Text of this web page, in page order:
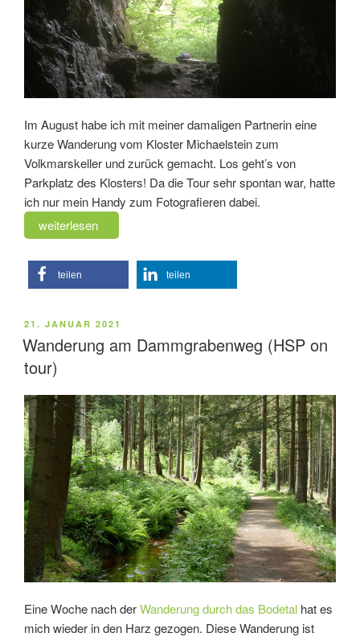
Im August habe ich mit meiner damaligen Partnerin eine
kurze Wanderung vom Kloster Michaelstein zum
Volkmarskeller und zurück gemacht. Los geht’s von
Parkplatz des Klosters! Da die Tour sehr spontan war, hatte
ich nur mein Handy zum Fotografieren dabei.
„Wanderung
zum
Volkmarskeller
(HSP
tour)“
weiterlesen
teilen teilen
VERÖFFENTLICHT
AM
21. JANUAR 2021
Wanderung am Dammgrabenweg (HSP on
tour)
Eine Woche nach derWanderung durch das Bodetal hat es
mich wieder in den Harz gezogen. Diese Wanderung ist